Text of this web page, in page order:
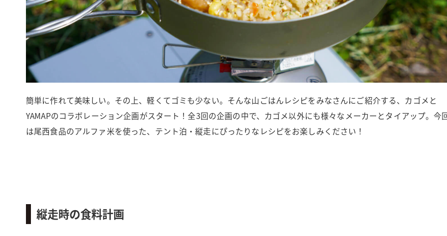
簡単に作れて美味しい。その上、軽くてゴミも少ない。そんな山ごはんレシピをみなさんにご紹介する、カゴメと
YAMAPのコラボレーション企画がスタート！全3回の企画の中で、カゴメ以外にも様々なメーカーとタイアップ。今
は尾西食品のアルファ米を使った、テント泊・縦走にぴったりなレシピをお楽しみください！
縦走時の食料計画